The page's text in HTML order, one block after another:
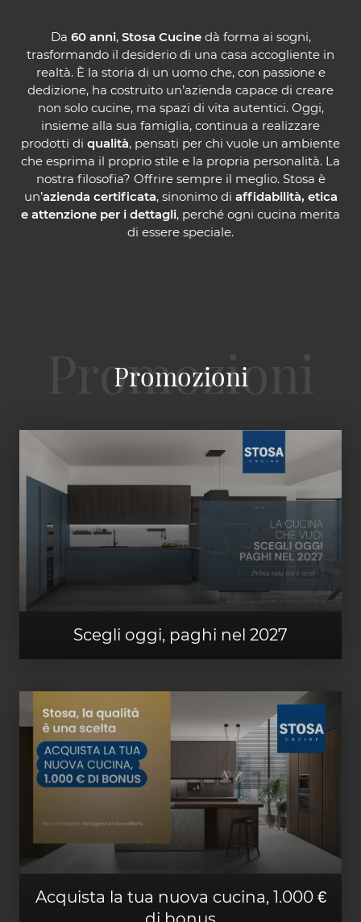
Da 60 anni, Stosa Cucinedà forma ai sogni,
trasformando il desiderio di una casa accogliente in
realtà. È la storia di un uomo che, con passione e
dedizione, ha costruito un’azienda capace di creare
non solo cucine, ma spazi di vita autentici. Oggi,
insieme alla sua famiglia, continua a realizzare
prodotti di qualità, pensati per chi vuole un ambiente
che esprima il proprio stile e la propria personalità. La
nostra filosofia? Offrire sempre il meglio. Stosa è
un’azienda certificata, sinonimo di affidabilità, etica
e attenzione per i dettagli, perché ogni cucina merita
di essere speciale.
Promozioni
Scegli oggi, paghi nel 2027
Acquista la tua nuova cucina, 1.000 €